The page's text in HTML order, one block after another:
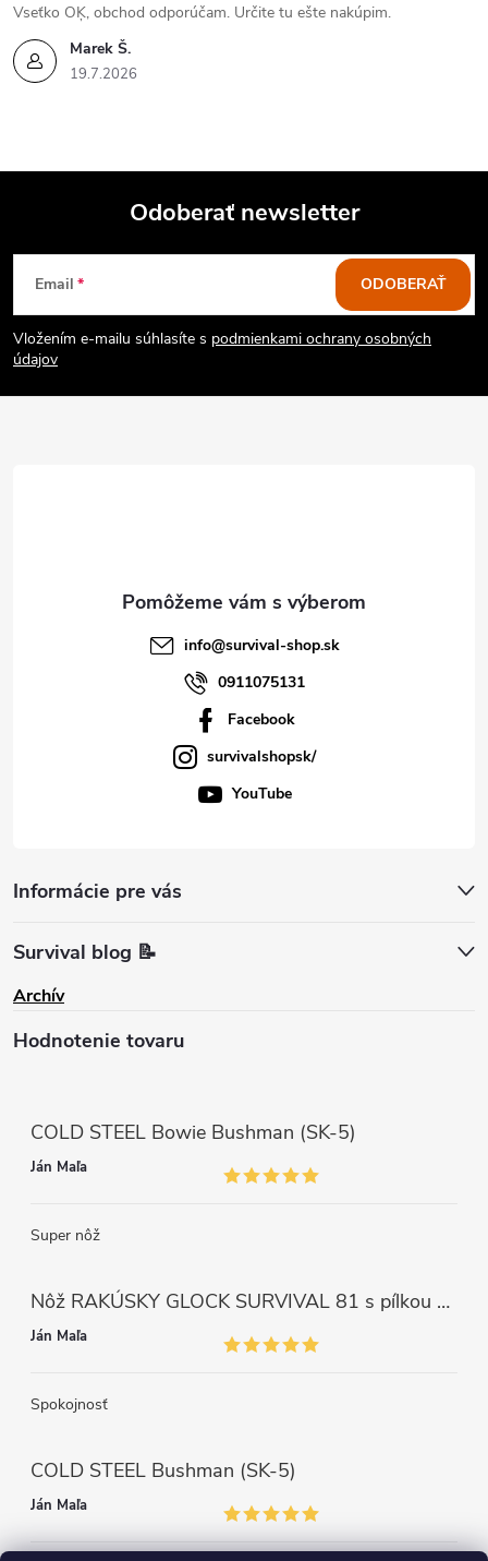
Marek Š.
19.7.2026
Vseťko OĶ, obchod odporúčam. Určite tu ešte nakúpim.
Z
á
p
Odoberať newsletter
Email
Vložením e-mailu súhlasíte s podmienkami ochrany osobných
údajov
ODOBERAŤ
info@survival-shop.sk
0911075131
Facebook
survivalshopsk/
YouTube
Informácie pre vás
Survival blog 📝
Archív
Hodnotenie tovaru
COLD STEEL Bowie Bushman (SK-5)
Ján Maľa
Super nôž
Nôž RAKÚSKY GLOCK SURVIVAL 81 s pílkou ZELENÝ
Ján Maľa
Spokojnosť
COLD STEEL Bushman (SK-5)
Ján Maľa